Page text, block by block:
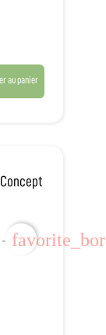
au panier